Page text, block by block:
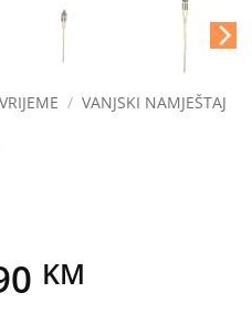
/ VANJSKI NAMJEŠTAJ
KM